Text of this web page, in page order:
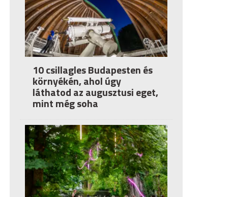
10 csillagles Budapesten és
környékén, ahol úgy
láthatod az augusztusi eget,
mint még soha